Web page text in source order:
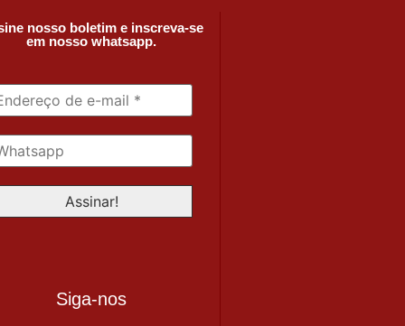
nosso boletim e inscreva-se
em nosso whatsapp.
Siga-nos